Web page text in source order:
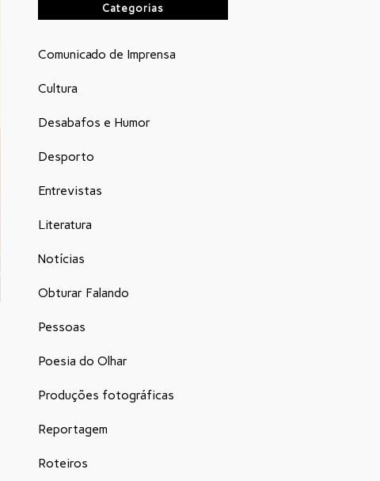
Categorias
Comunicado de Imprensa
Cultura
Desabafos e Humor
Desporto
Entrevistas
Literatura
Notícias
Obturar Falando
Pessoas
Poesia do Olhar
Produções fotográficas
Reportagem
Roteiros